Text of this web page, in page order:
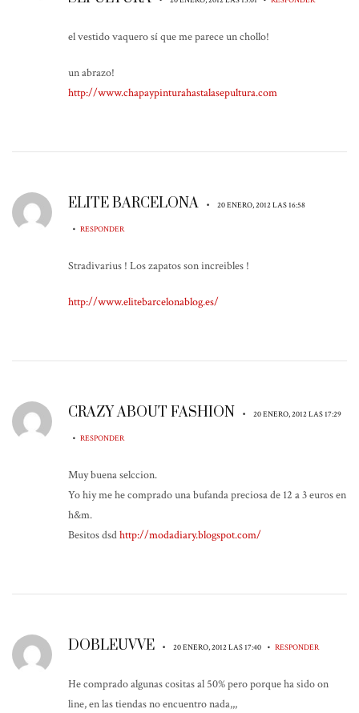
el vestido vaquero sí que me parece un chollo!
un abrazo!
http://www.chapaypinturahastalasepultura.com
ELITE BARCELONA • 20 ENERO, 2012 LAS 16:58
• RESPONDER
Stradivarius ! Los zapatos son increibles !
http://www.elitebarcelonablog.es/
CRAZY ABOUT FASHION • 20 ENERO, 2012 LAS 17:29
• RESPONDER
Muy buena selccion.
Yo hiy me he comprado una bufanda preciosa de 12 a 3 euros en
h&m.
Besitos dsdhttp://modadiary.blogspot.com/
DOBLEUVVE • 20 ENERO, 2012 LAS 17:40 • RESPONDER
He comprado algunas cositas al 50% pero porque ha sido on
line, en las tiendas no encuentro nada,,,